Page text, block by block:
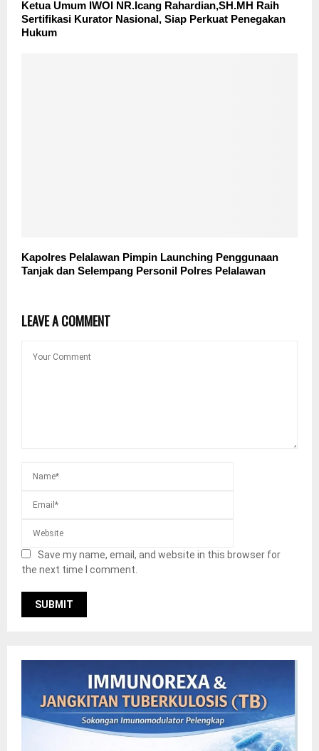
Ketua Umum IWOI NR.Icang Rahardian,SH.MH Raih
Sertifikasi Kurator Nasional, Siap Perkuat Penegakan
Hukum
Kapolres Pelalawan Pimpin Launching Penggunaan
Tanjak dan Selempang Personil Polres Pelalawan
LEAVE A COMMENT
Save my name, email, and website in this browser for
the next time I comment.